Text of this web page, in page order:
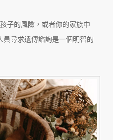
子的風險，或者你的家族中
尋求遺傳諮詢是一個明智的